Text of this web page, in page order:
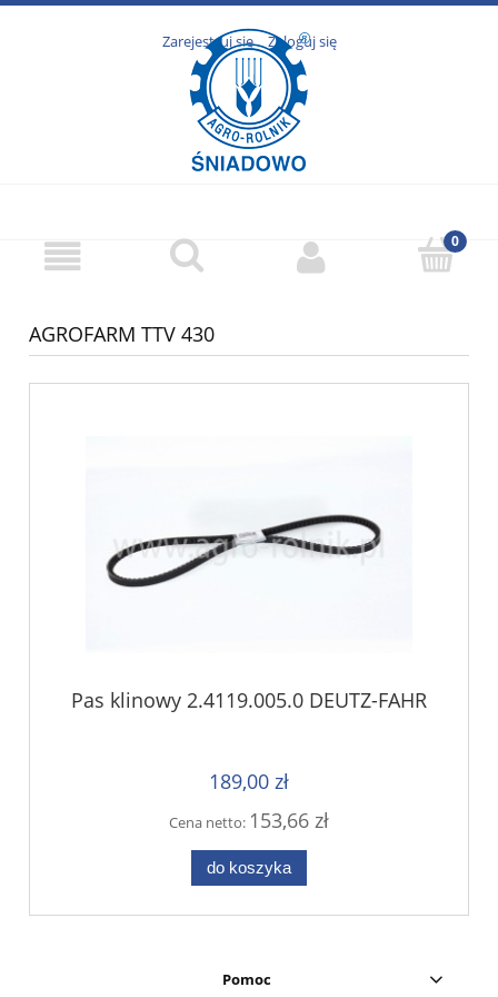
Zarejestruj się Zaloguj się
AGROFARM TTV 430
Pas klinowy 2.4119.005.0 DEUTZ-FAHR
189,00 zł
Cena netto: 153,66 zł
do koszyka
Pomoc